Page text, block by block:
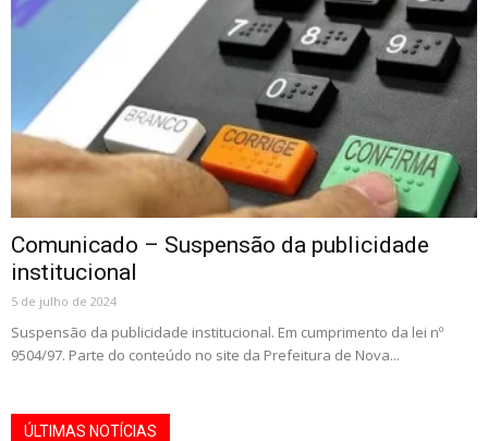
Comunicado – Suspensão da publicidade
institucional
5 de julho de 2024
Suspensão da publicidade institucional. Em cumprimento da lei nº
9504/97. Parte do conteúdo no site da Prefeitura de Nova...
ÚLTIMAS NOTÍCIAS